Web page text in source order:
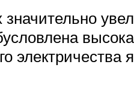
электричества